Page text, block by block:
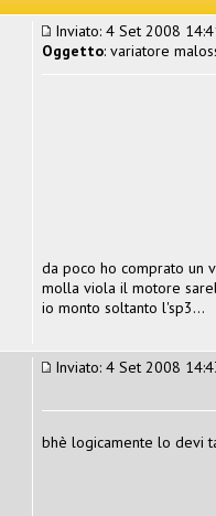
Inviato: 4 Set 2008
Oggetto: variatore
da poco ho comprato un
molla viola il motore
io monto soltanto l'sp3...
Inviato: 4 Set 2008
bhè logicamente lo devi